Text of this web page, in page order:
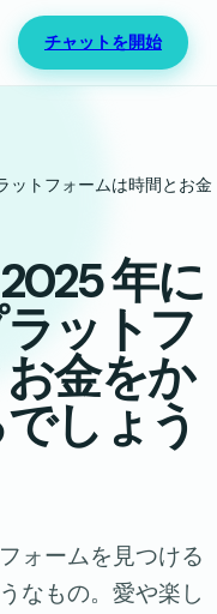
チャットを開始
ットフォームは時間とお金
年に
ットフ
金をか
しょう
ォームを見つける
なもの。愛や楽し